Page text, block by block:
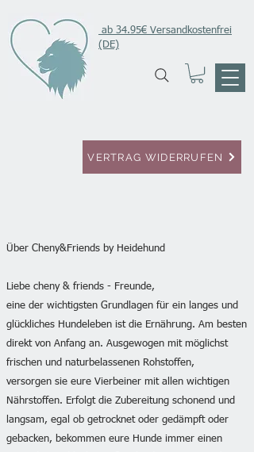
ab 34.95€ Versandkostenfrei
(DE)
VERTRAG WIDERRUFEN
Über Cheny&Friends by Heidehund
Liebe cheny & friends - Freunde,
eine der wichtigsten Grundlagen für ein langes und
glückliches Hundeleben ist die Ernährung. Am besten
direkt von Anfang an. Ausgewogen mit möglichst
frischen und naturbelassenen Rohstoffen,
versorgen sie eure Vierbeiner mit allen wichtigen
Nährstoffen. Erfolgt die Zubereitung schonend und
langsam, egal ob getrocknet oder gedämpft oder
gebacken, bekommen eure Hunde immer einen